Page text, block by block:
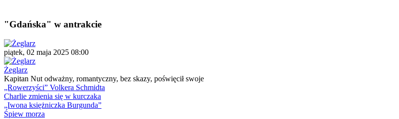
"Gdańska" w antrakcie
piątek, 02 maja 2025 08:00
Żeglarz
Kapitan Nut odważny, romantyczny, bez skazy, poświęcił swoje
„Rowerzyści” Volkera Schmidta
Charlie zmienia się w kurczaka
„Iwona księżniczka Burgunda”
Śpiew morza